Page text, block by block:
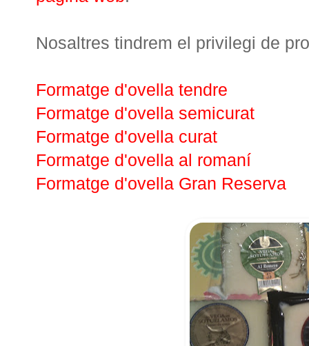
Nosaltres tindrem el privilegi de
Formatge d'ovella tendre
Formatge d'ovella semicurat
Formatge d'ovella curat
Formatge d'ovella al romaní
Formatge d'ovella Gran Reserva